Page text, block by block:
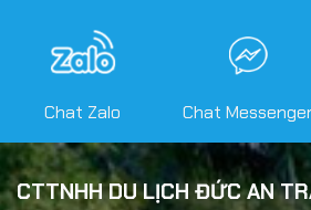
Chat Zalo Chat
CTTNHH DU LỊCH ĐỨC AN